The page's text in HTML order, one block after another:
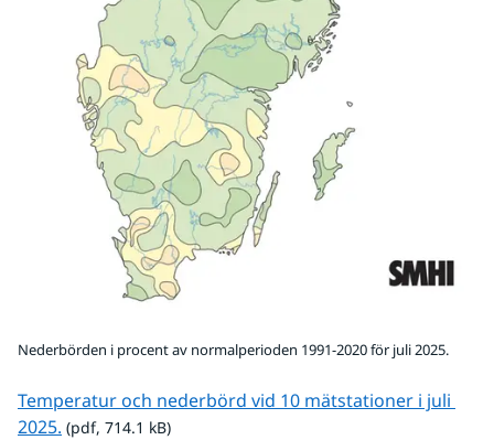
Nederbörden i procent av normalperioden 1991-2020 för juli 2025.
Temperatur och nederbörd vid 10 mätstationer i juli
2025. pdf, 714.1 kB.
(pdf, 714.1 kB)